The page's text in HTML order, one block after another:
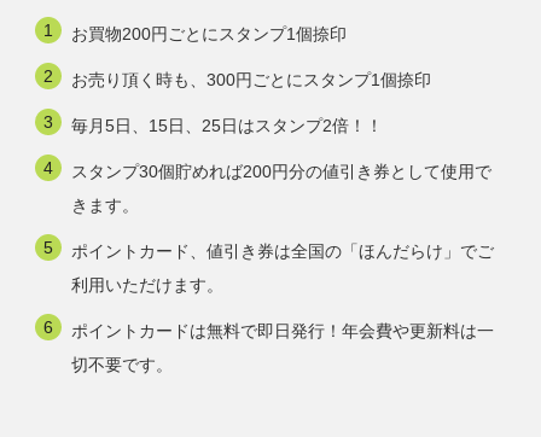
お買物200円ごとにスタンプ1個捺印
お売り頂く時も、300円ごとにスタンプ1個捺印
毎月5日、15日、25日はスタンプ2倍！！
スタンプ30個貯めれば200円分の値引き券として使用で
きます。
ポイントカード、値引き券は全国の「ほんだらけ」でご
利用いただけます。
ポイントカードは無料で即日発行！年会費や更新料は一
切不要です。